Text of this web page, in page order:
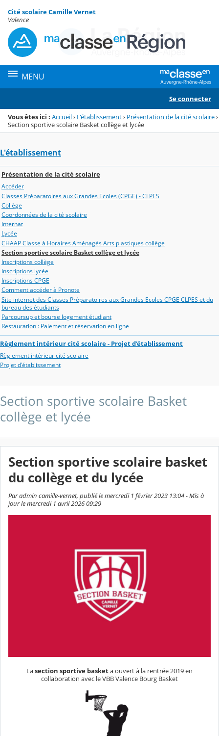
Menu de la rubrique
Contenu
Cité scolaire Camille Vernet
Valence
MENU
Se connecter
Vous êtes ici : Accueil› L'établissement› Présentation de la cité scolaire›
Section sportive scolaire Basket collège et lycée
L'établissement
Présentation de la cité scolaire
Accéder
Classes Préparatoires aux Grandes Ecoles (CPGE) - CLPES
Collège
Coordonnées de la cité scolaire
Internat
Lycée
CHAAP Classe à Horaires Aménagés Arts plastiques collège
Section sportive scolaire Basket collège et lycée
Inscriptions collège
Inscriptions lycée
Inscriptions CPGE
Comment accéder à Pronote
Site internet des Classes Préparatoires aux Grandes Ecoles CPGE CLPES et du
bureau des étudiants
Parcoursup et bourse logement étudiant
Restauration : Paiement et réservation en ligne
Règlement intérieur cité scolaire - Projet d'établissement
Règlement intérieur cité scolaire
Projet d'établissement
Section sportive scolaire Basket
collège et lycée
Section sportive scolaire basket
du collège et du lycée
Par admin camille-vernet, publié le mercredi 1 février 2023 13:04 - Mis à
jour le mercredi 1 avril 2026 09:29
Lasection sportive basketa ouvert à la rentrée 2019 en
collaboration avec le VBB Valence Bourg Basket